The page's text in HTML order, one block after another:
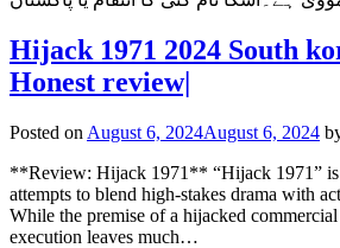
Hijack 1971 2024 South
Honest review|
Posted on August 6, 2024August 6, 2024
**Review: Hijack 1971** “Hijack 1971” is
attempts to blend high-stakes drama with
While the premise of a hijacked
execution leaves much…